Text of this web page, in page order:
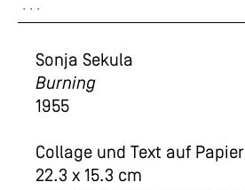
Sonja Sekula
Burning
1955
Collage und Text auf Papier
22.3 x 15.3 cm